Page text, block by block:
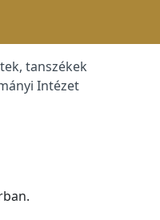
tanszékek
Intézet